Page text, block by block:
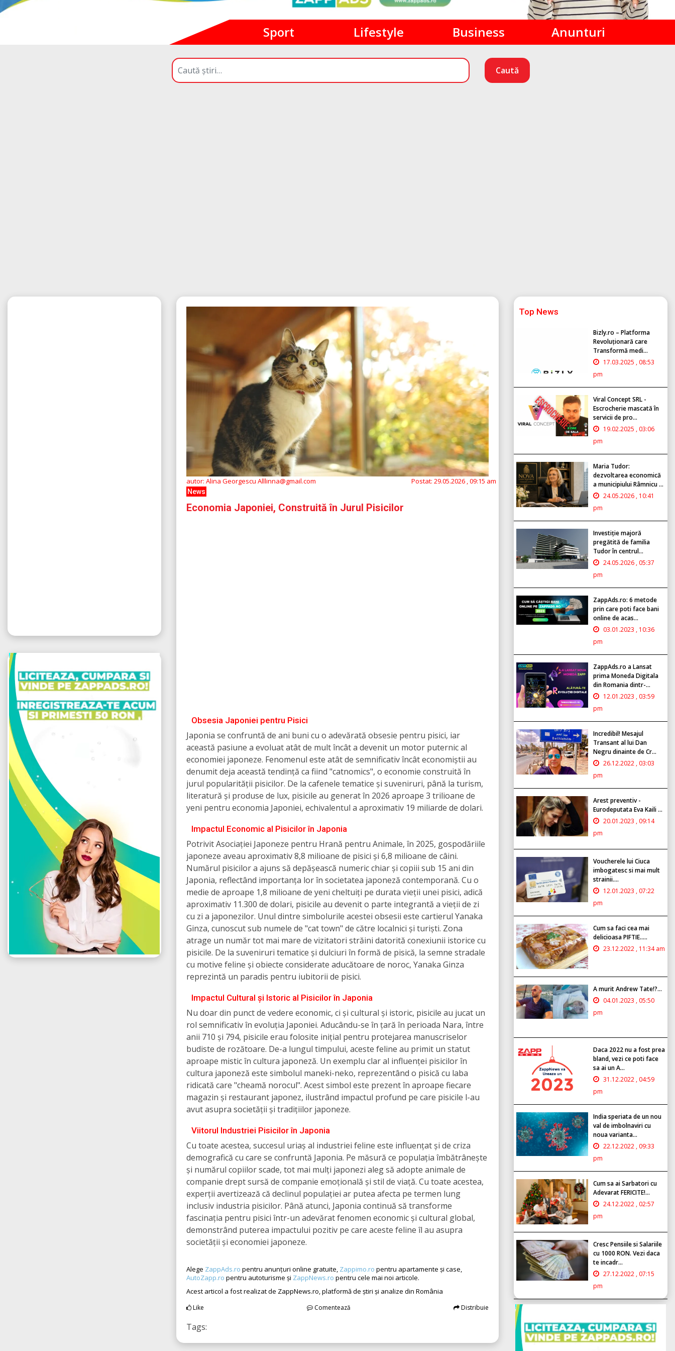
Sport Lifestyle Business Anunturi
Caută
autor: Alina Georgescu Alllinna@gmail.com Postat: 29.05.2026 , 09:15 am
News
Economia Japoniei, Construită în Jurul Pisicilor
Obsesia Japoniei pentru Pisici
Japonia se confruntă de ani buni cu o adevărată obsesie pentru pisici, iar
această pasiune a evoluat atât de mult încât a devenit un motor puternic al
economiei japoneze. Fenomenul este atât de semnificativ încât economiștii au
denumit deja această tendință ca fiind "catnomics", o economie construită în
jurul popularității pisicilor. De la cafenele tematice și suveniruri, până la turism,
literatură și produse de lux, pisicile au generat în 2026 aproape 3 trilioane de
yeni pentru economia Japoniei, echivalentul a aproximativ 19 miliarde de dolari.
Impactul Economic al Pisicilor în Japonia
Potrivit Asociației Japoneze pentru Hrană pentru Animale, în 2025, gospodăriile
japoneze aveau aproximativ 8,8 milioane de pisici și 6,8 milioane de câini.
Numărul pisicilor a ajuns să depășească numeric chiar și copiii sub 15 ani din
Japonia, reflectând importanța lor în societatea japoneză contemporană. Cu o
medie de aproape 1,8 milioane de yeni cheltuiți pe durata vieții unei pisici, adică
aproximativ 11.300 de dolari, pisicile au devenit o parte integrantă a vieții de zi
cu zi a japonezilor. Unul dintre simbolurile acestei obsesii este cartierul Yanaka
Ginza, cunoscut sub numele de "cat town" de către localnici și turiști. Zona
atrage un număr tot mai mare de vizitatori străini datorită conexiunii istorice cu
pisicile. De la suveniruri tematice și dulciuri în formă de pisică, la semne stradale
cu motive feline și obiecte considerate aducătoare de noroc, Yanaka Ginza
reprezintă un paradis pentru iubitorii de pisici.
Impactul Cultural și Istoric al Pisicilor în Japonia
Nu doar din punct de vedere economic, ci și cultural și istoric, pisicile au jucat un
rol semnificativ în evoluția Japoniei. Aducându-se în țară în perioada Nara, între
anii 710 și 794, pisicile erau folosite inițial pentru protejarea manuscriselor
budiste de rozătoare. De-a lungul timpului, aceste feline au primit un statut
aproape mistic în cultura japoneză. Un exemplu clar al influenței pisicilor în
cultura japoneză este simbolul maneki-neko, reprezentând o pisică cu laba
ridicată care "cheamă norocul". Acest simbol este prezent în aproape fiecare
magazin și restaurant japonez, ilustrând impactul profund pe care pisicile l-au
avut asupra societății și tradițiilor japoneze.
Viitorul Industriei Pisicilor în Japonia
Cu toate acestea, succesul uriaș al industriei feline este influențat și de criza
demografică cu care se confruntă Japonia. Pe măsură ce populația îmbătrânește
și numărul copiilor scade, tot mai mulți japonezi aleg să adopte animale de
companie drept sursă de companie emoțională și stil de viață. Cu toate acestea,
experții avertizează că declinul populației ar putea afecta pe termen lung
inclusiv industria pisicilor. Până atunci, Japonia continuă să transforme
fascinația pentru pisici într-un adevărat fenomen economic și cultural global,
demonstrând puterea impactului pozitiv pe care aceste feline îl au asupra
societății și economiei japoneze.
Alege ZappAds.ro pentru anunțuri online gratuite, Zappimo.ro pentru apartamente și case,
AutoZapp.ro pentru autoturisme și ZappNews.ro pentru cele mai noi articole.
Acest articol a fost realizat de ZappNews.ro, platformă de știri și analize din România
Like Comentează Distribuie
Tags:
Top News
Bizly.ro – Platforma
Revoluționară care
Transformă medi...
17.03.2025 , 08:53
pm
Viral Concept SRL -
Escrocherie mascată în
servicii de pro...
19.02.2025 , 03:06
pm
Maria Tudor:
dezvoltarea economică
a municipiului Râmnicu ...
24.05.2026 , 10:41
pm
Investiție majoră
pregătită de familia
Tudor în centrul...
24.05.2026 , 05:37
pm
ZappAds.ro: 6 metode
prin care poti face bani
online de acas...
03.01.2023 , 10:36
pm
ZappAds.ro a Lansat
prima Moneda Digitala
din Romania dintr-...
12.01.2023 , 03:59
pm
Incredibil! Mesajul
Transant al lui Dan
Negru dinainte de Cr...
26.12.2022 , 03:03
pm
Arest preventiv -
Eurodeputata Eva Kaili ...
20.01.2023 , 09:14
pm
Voucherele lui Ciuca
imbogatesc si mai mult
strainii....
12.01.2023 , 07:22
pm
Cum sa faci cea mai
delicioasa PIFTIE.....
23.12.2022 , 11:34 am
A murit Andrew Tate!?...
04.01.2023 , 05:50
pm
Daca 2022 nu a fost prea
bland, vezi ce poti face
sa ai un A...
31.12.2022 , 04:59
pm
India speriata de un nou
val de imbolnaviri cu
noua varianta...
22.12.2022 , 09:33
pm
Cum sa ai Sarbatori cu
Adevarat FERICITE!...
24.12.2022 , 02:57
pm
Cresc Pensiile si Salariile
cu 1000 RON. Vezi daca
te incadr...
27.12.2022 , 07:15
pm